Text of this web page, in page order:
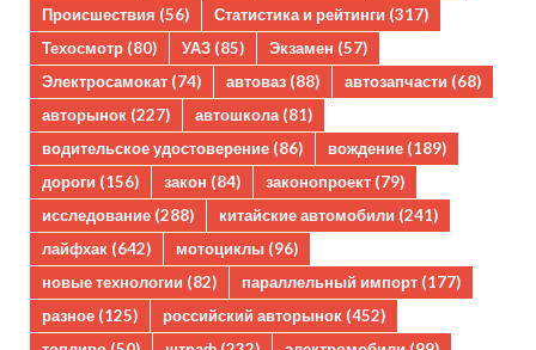
Происшествия (56) Статистика и рейтинги (317)
Техосмотр (80) УАЗ (85) Экзамен (57)
Электросамокат (74) автоваз (88) автозапчасти (68)
авторынок (227) автошкола(81)
водительское удостоверение (86) вождение (189)
дороги (156) закон (84) законопроект (79)
исследование (288) китайские автомобили (241)
лайфхак (642) мотоциклы (96)
новые технологии (82) параллельный импорт (177)
разное (125) российский авторынок (452)